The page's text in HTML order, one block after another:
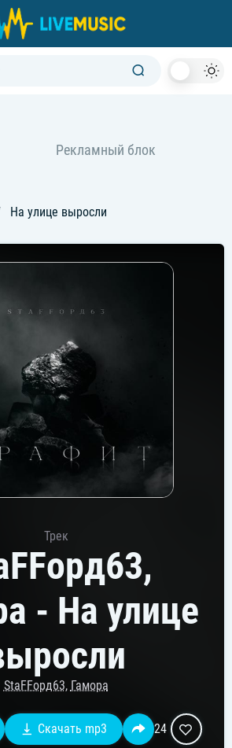
На улице выросли
Трек
- На улице
StaFFорд63, Гамора
Скачать mp3 24